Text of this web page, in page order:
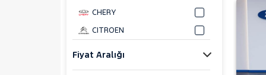
CHERY
CITROEN
Fiyat Aralığı